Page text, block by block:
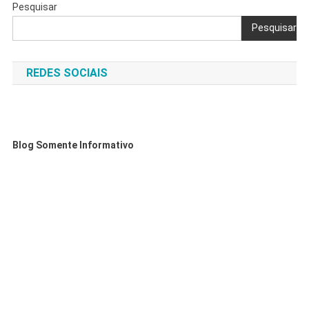
Pesquisar
Pesquisar
REDES SOCIAIS
Blog Somente Informativo